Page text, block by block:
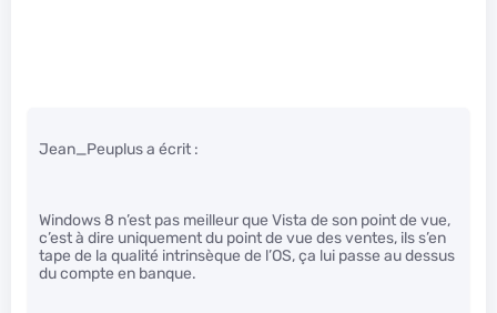
Jean_Peuplus a écrit :
Windows 8 n’est pas meilleur que Vista de son point de vue,
c’est à dire uniquement du point de vue des ventes, ils s’en
tape de la qualité intrinsèque de l’OS, ça lui passe au dessus
du compte en banque.